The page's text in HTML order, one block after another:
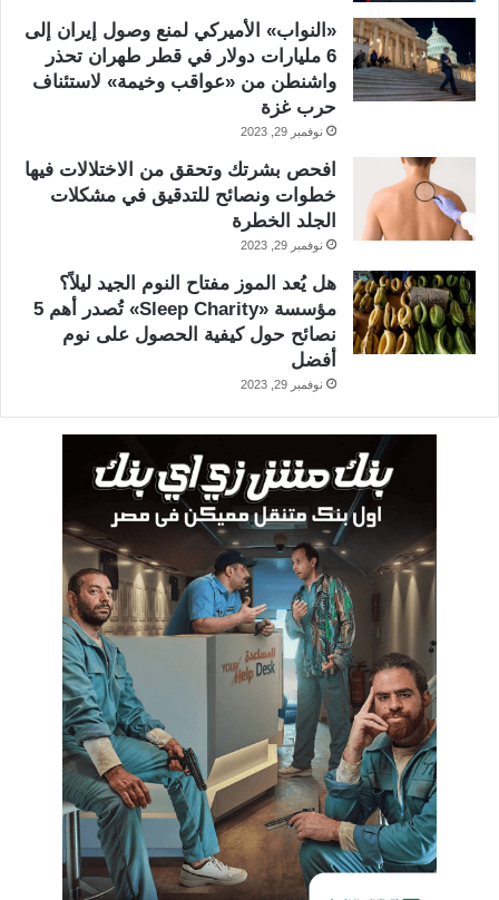
«النواب» الأميركي لمنع وصول إيران إلى
6 مليارات دولار في قطر طهران تحذر
واشنطن من «عواقب وخيمة» لاستئناف
حرب غزة
نوفمبر 29, 2023
افحص بشرتك وتحقق من الاختلالات فيها
خطوات ونصائح للتدقيق في مشكلات
الجلد الخطرة
نوفمبر 29, 2023
هل يُعد الموز مفتاح النوم الجيد ليلاً؟
مؤسسة «Sleep Charity» تُصدر أهم 5
نصائح حول كيفية الحصول على نوم
أفضل
نوفمبر 29, 2023